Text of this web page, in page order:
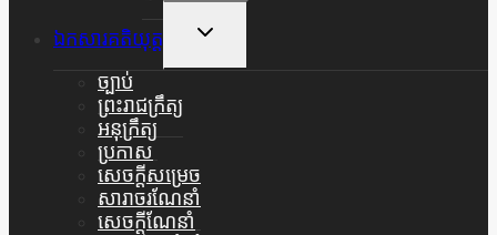
ឯកសារគតិយុត្ត
Toggle
Menu
ច្បាប់
ព្រះរាជក្រឹត្យ
អនុក្រឹត្យ
ប្រកាស
សេចក្តីសម្រេច
សារាចរណែនាំ
សេចក្តីណែនាំ